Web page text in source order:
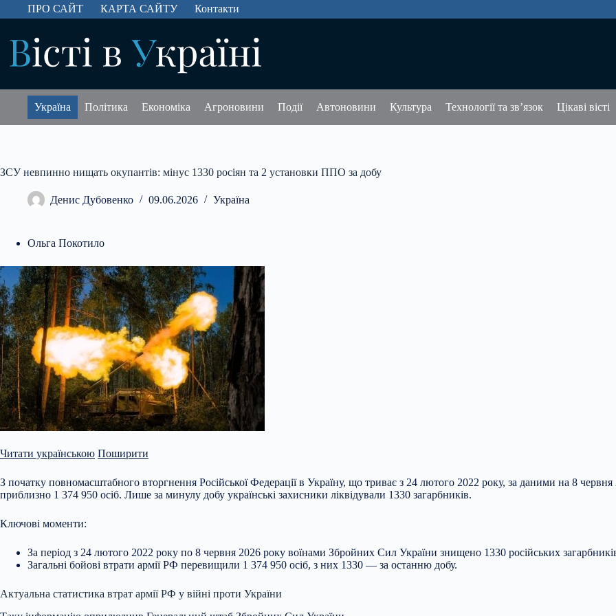
Перейти
до
ПРО САЙТ КАРТА САЙТУ Контакти
Україна Політика Економіка Агроновини Події Автоновини Культура Технології та зв’язок Цікаві вісті
ЗСУ невпинно нищать окупантів: мінус 1330 росіян та 2 установки ППО за добу
Денис Дубовенко 09.06.2026 Україна
Ольга Покотило
Читати українською Поширити
З початку повномасштабного вторгнення Російської Федерації в Україну, що триває з 24 лютого 2022 року, за даними на 8 червня
приблизно 1 374 950 осіб. Лише за минулу добу українські захисники ліквідували 1330 загарбників.
Ключові моменти:
За період з 24 лютого 2022 року по 8 червня 2026 року воїнами Збройних Сил України знищено 1330 російських
Загальні бойові втрати армії РФ перевищили 1 374 950 осіб, з них 1330 — за останню добу.
Актуальна статистика втрат армії РФ у війні проти України